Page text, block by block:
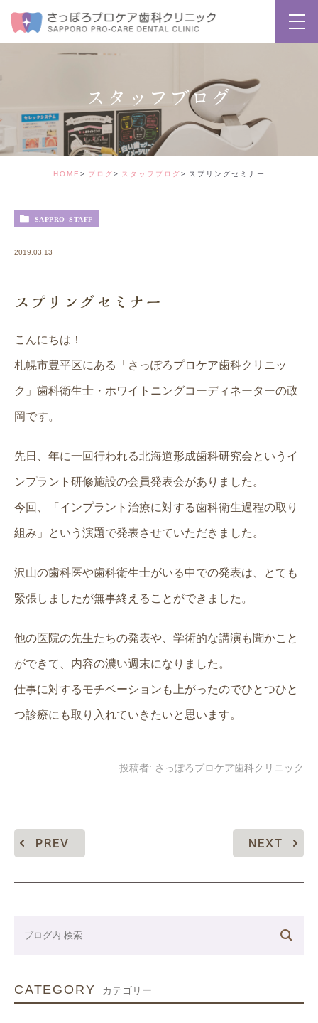
スタッフブログ
HOME ブログ スタッフブログ スプリングセミナー
SAPPRO-STAFF
2019.03.13
スプリングセミナー
こんにちは！
札幌市豊平区にある「さっぽろプロケア歯科クリニッ
ク」歯科衛生士・ホワイトニングコーディネーターの政
岡です。
先日、年に一回行われる北海道形成歯科研究会というイ
ンプラント研修施設の会員発表会がありました。
今回、「インプラント治療に対する歯科衛生過程の取り
組み」という演題で発表させていただきました。
沢山の歯科医や歯科衛生士がいる中での発表は、とても
緊張しましたが無事終えることができました。
他の医院の先生たちの発表や、学術的な講演も聞かこと
ができて、内容の濃い週末になりました。
仕事に対するモチベーションも上がったのでひとつひと
つ診療にも取り入れていきたいと思います。
投稿者: さっぽろプロケア歯科クリニック
PREV NEXT
CATEGORY カテゴリー